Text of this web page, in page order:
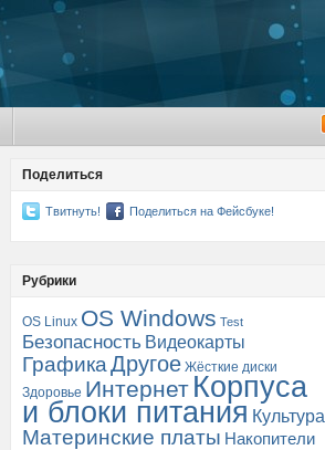
Поделиться
Твитнуть! Поделиться на Фейсбуке!
Рубрики
OS Linux OS Windows Test
Безопасность Видеокарты
ГрафикаДругое Жёсткие диски
Здоровье Интернет Корпуса
и блоки питания Культура
Материнские платы Накопители